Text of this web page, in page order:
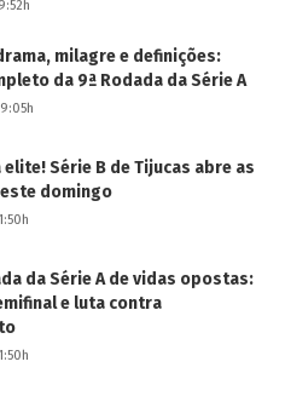
milagre e definições:
da 9ª Rodada da Série A
elite! Série B de Tijucas abre as
domingo
da Série A de vidas opostas:
e luta contra